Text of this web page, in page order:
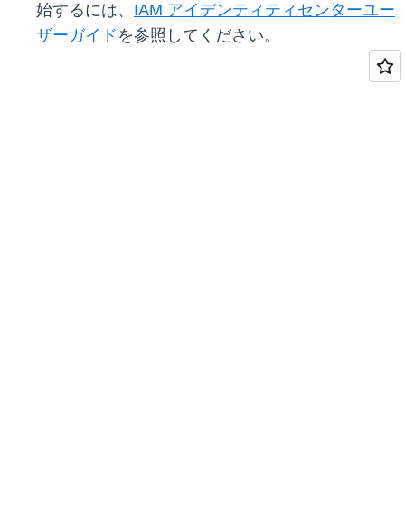
始するには、 IAM アイデンティティセンターユー
ザーガイド を参照してください。